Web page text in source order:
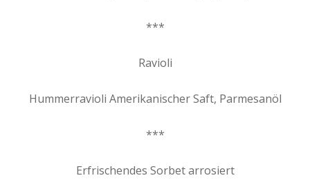
***
Ravioli
Hummerravioli Amerikanischer Saft, Parmesanöl
***
Erfrischendes Sorbet arrosiert